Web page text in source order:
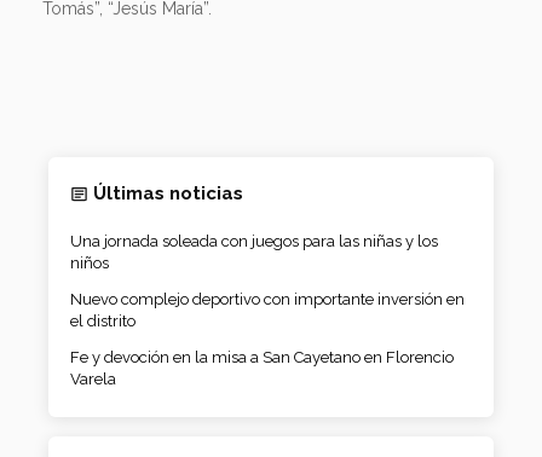
Tomás”, “Jesús María”.
Últimas noticias
Una jornada soleada con juegos para las niñas y los
niños
Nuevo complejo deportivo con importante inversión en
el distrito
Fe y devoción en la misa a San Cayetano en Florencio
Varela